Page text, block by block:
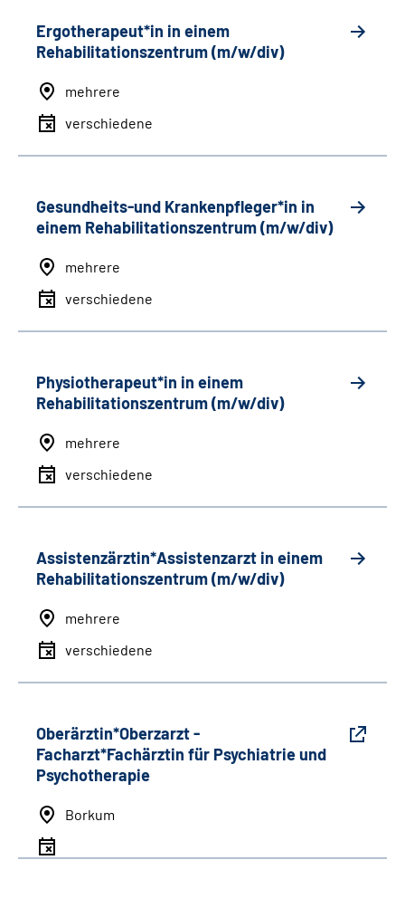
Ergotherapeut*in in einem
Rehabilitationszentrum (m/w/div)
mehrere
verschiedene
Gesundheits-und Krankenpfleger*in in
einem Rehabilitationszentrum (m/w/div)
mehrere
verschiedene
Physiotherapeut*in in einem
Rehabilitationszentrum (m/w/div)
mehrere
verschiedene
Assistenzärztin*Assistenzarzt in einem
Rehabilitationszentrum (m/w/div)
mehrere
verschiedene
Oberärztin*Oberzarzt -
Facharzt*Fachärztin für Psychiatrie und
Psychotherapie
Borkum